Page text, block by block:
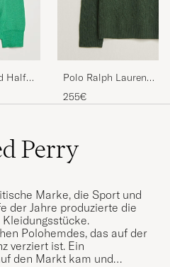
Half
Polo Ralph Lauren
Wool/Cashmere Cable
Lodgepole Pine Heather
255€
Perry
Marke, die Sport und
der Jahre produzierte die
Polohemdes, das auf der
verziert ist. Ein
den Markt kam und